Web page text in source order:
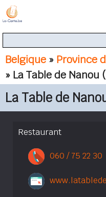
Belgique » Province
» La Table de Nanou
La Table de
Restaurant
060 / 75 22 30